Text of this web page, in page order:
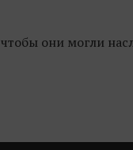
они могли